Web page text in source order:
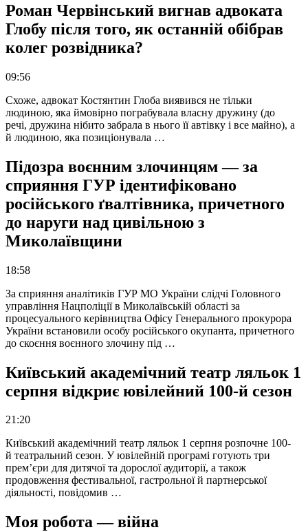
Роман Червінський вигнав адвоката
Глобу після того, як останній обібрав
колег розвідника?
09:56
Схоже, адвокат Костянтин Глоба виявився не тільки
людиною, яка ймовірно пограбувала власну дружину (до
речі, дружина нібито забрала в нього її автівку і все майно), а
й людиною, яка позиціонувала …
Підозра воєнним злочинцям — за
сприяння ГУР ідентифіковано
російського ґвалтівника, причетного
до наруги над цивільною з
Миколаївщини
18:58
За сприяння аналітиків ГУР МО України слідчі Головного
управління Нацполіції в Миколаївській області за
процесуального керівництва Офісу Генерального прокурора
України встановили особу російського окупанта, причетного
до скоєння воєнного злочину під …
Київський академічний театр ляльок 1
серпня відкриє ювілейний 100-й сезон
21:20
Київський академічний театр ляльок 1 серпня розпочне 100-
й театральний сезон. У ювілейній програмі готують три
прем’єри для дитячої та дорослої аудиторії, а також
продовження фестивальної, гастрольної й партнерської
діяльності, повідомив …
Моя робота — війна